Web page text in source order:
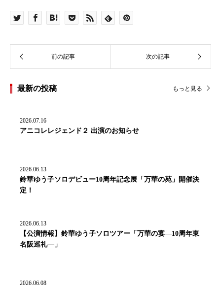
最新の投稿 もっと見る
2026.07.16
アニコレレジェンド２ 出演のお知らせ
2026.06.13
鈴華ゆう子ソロデビュー10周年記念展「万華の苑」開催決
定！
2026.06.13
【公演情報】鈴華ゆう子ソロツアー「万華の宴―10周年東
名阪巡礼―」
2026.06.08